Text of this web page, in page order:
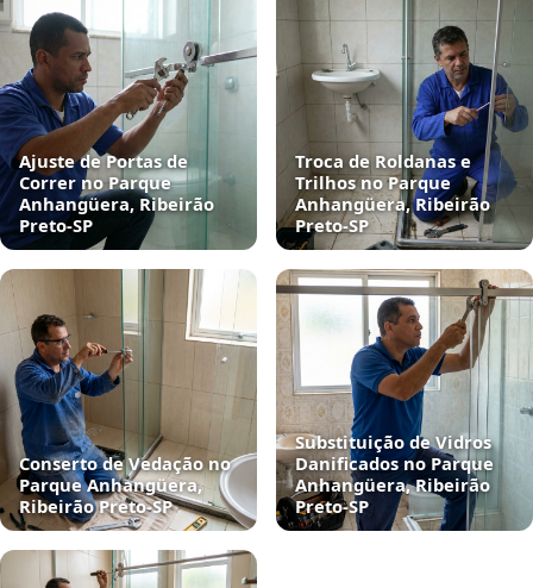
Ajuste de Portas de
Correr no Parque
Anhangüera, Ribeirão
Preto‑SP
Troca de Roldanas e
Trilhos no Parque
Anhangüera, Ribeirão
Preto‑SP
Conserto de Vedação no
Parque Anhangüera,
Ribeirão Preto‑SP
Substituição de Vidros
Danificados no Parque
Anhangüera, Ribeirão
Preto‑SP